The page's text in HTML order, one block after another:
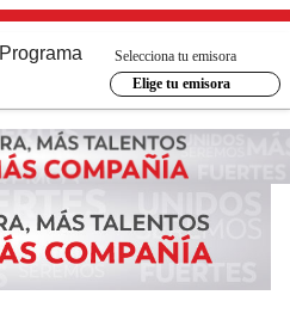
Programa
Selecciona tu emisora
Elige tu emisora